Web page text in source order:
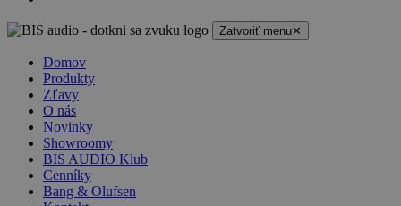
Zatvoriť menu✕
Domov
Produkty
Zľavy
O nás
Novinky
Showroomy
BIS AUDIO Klub
Cenníky
Bang & Olufsen